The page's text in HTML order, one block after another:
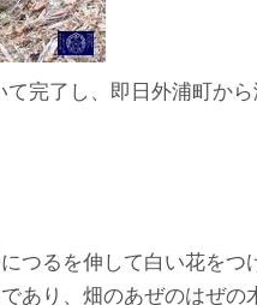
完了し、即日外浦町か
るを伸して白い花をつ
あり、畑のあぜのはぜの